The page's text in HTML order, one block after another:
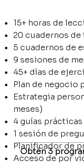
15+ horas de
20 cuadernos de
5 cuadernos de
9 sesiones de
45+ días de
Plan de negocio
Estrategia
meses)
4 guías prácticas
1 sesión de
Planificador de
Acceso de por
Obtén 3